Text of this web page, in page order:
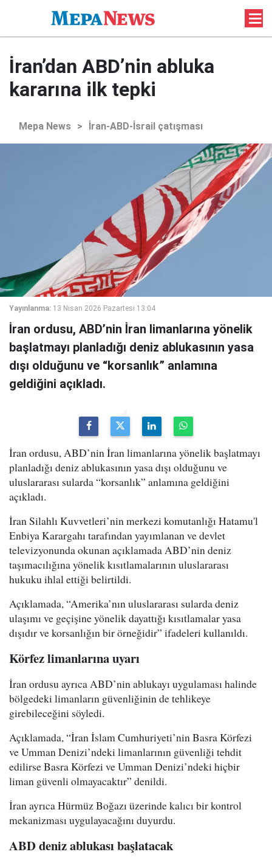
İran’dan ABD’nin abluka
kararına ilk tepki
Mepa News > İran-ABD-İsrail çatışması
Yayınlanma: 13 Nisan 2026 Pazartesi 13:04
İran ordusu, ABD’nin İran limanlarına yönelik
başlatmayı planladığı deniz ablukasının yasa
dışı olduğunu ve “korsanlık” anlamına
geldiğini açıkladı.
İran ordusu, ABD’nin İran limanlarına yönelik başlatmayı
planladığı deniz ablukasının yasa dışı olduğunu ve
uluslararası sularda “korsanlık” anlamına geldiğini
açıkladı.
İran Silahlı Kuvvetleri’nin merkezi komutanlığı Hatamu'l
Enbiya Karargahı tarafından yayımlanan ve devlet
televizyonunda okunan açıklamada ABD’nin deniz
taşımacılığına yönelik kısıtlamalarının uluslararası
hukuku ihlal ettiği belirtildi.
Açıklamada, “Amerika’nın uluslararası sularda deniz
ulaşımı ve geçişine yönelik dayattığı kısıtlamalar yasa
dışıdır ve korsanlığın bir örneğidir” ifadeleri kullanıldı.
Körfez limanlarına uyarı
İran ordusu ayrıca ABD’nin ablukayı uygulaması halinde
bölgedeki limanların güvenliğinin de tehlikeye
girebileceğini söyledi.
Açıklamada, “İran İslam Cumhuriyeti’nin Basra Körfezi
ve Umman Denizi’ndeki limanlarının güvenliği tehdit
edilirse Basra Körfezi ve Umman Denizi’ndeki hiçbir
liman güvenli olmayacaktır” denildi.
İran ayrıca Hürmüz Boğazı üzerinde kalıcı bir kontrol
mekanizması uygulayacağını duyurdu.
ABD deniz ablukası başlatacak